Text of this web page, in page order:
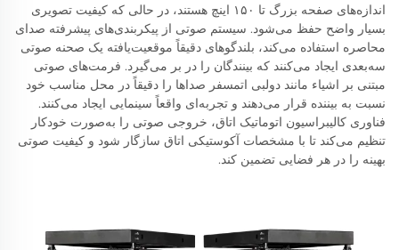
اندازه‌های صفحه بزرگ تا ۱۵۰ اینچ هستند، در حالی که کیفیت تصویری
بسیار واضح حفظ می‌شود. سیستم صوتی از پیکربندی‌های پیشرفته صدای
محاصره استفاده می‌کند، بلندگوهای دقیقاً موقعیت‌یافته یک صحنه صوتی
سه‌بعدی ایجاد می‌کنند که بینندگان را در بر می‌گیرد. فرمت‌های صوتی
مبتنی بر اشیاء مانند دولبی اتمسفر صداها را دقیقاً در محل مناسب خود
نسبت به بیننده قرار می‌دهند و تجربه‌ای واقعاً سینمایی ایجاد می‌کنند.
فناوری کالیبراسیون اتوماتیک اتاق، خروجی صوتی را به‌صورت خودکار
تنظیم می‌کند تا با مشخصات آکوستیکی اتاق سازگار شود و کیفیت صوتی
بهینه را در هر فضایی تضمین کند.